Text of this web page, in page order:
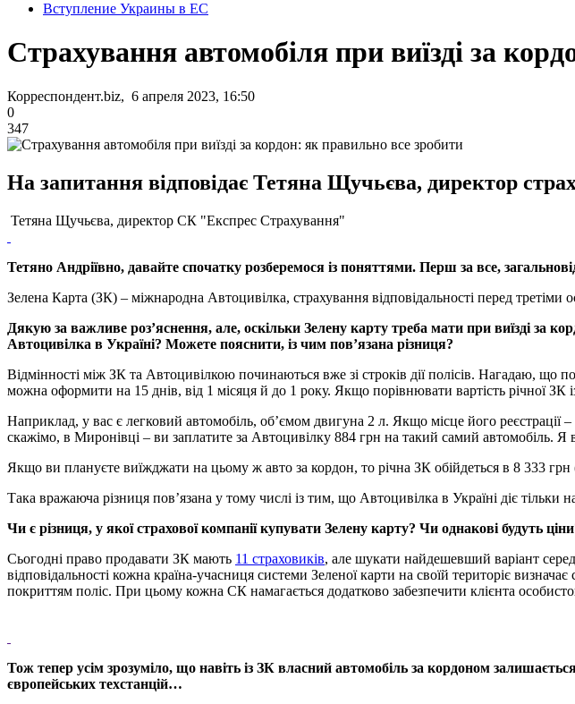
Вступление Украины в ЕС
Страхування автомобіля при виїзді за
Корреспондент.biz, 6 апреля 2023, 16:50
0
347
На запитання відповідає Тетяна Щучьєва, директор
Тетяна Щучьєва, директор CК "Експрес Страхування"
Тетяно Андріївно, давайте спочатку розберемося із поняттями. Перш за все,
Зелена Карта (ЗК) – міжнародна Автоцивілка, страхування відповідальності перед
Дякую за важливе роз’яснення, але, оскільки Зелену карту треба мати при виїзді за
Автоцивілка в Україні? Можете пояснити, із чим пов’язана різниця?
Відмінності між ЗК та Автоцивілкою починаються вже зі строків дії полісів. Нагадаю,
можна оформити на 15 днів, від 1 місяця й до 1 року. Якщо порівнювати вартість річної
Наприклад, у вас є легковий автомобіль, об’ємом двигуна 2 л. Якщо місце його
скажімо, в Миронівці – ви заплатите за Автоцивілку 884 грн на такий самий автомобіль.
Якщо ви плануєте виїжджати на цьому ж авто за кордон, то річна ЗК обійдеться в 8 333
Така вражаюча різниця пов’язана у тому числі із тим, що Автоцивілка в Україні діє
Чи є різниця, у якої страхової компанії купувати Зелену карту? Чи однакові будуть
Сьогодні право продавати ЗК мають 11 страховиків, але шукати найдешевший варіант
відповідальності кожна країна-учасниця системи Зеленої карти на своїй територіє
покриттям поліс. При цьому кожна СК намагається додатково забезпечити клієнта
Тож тепер усім зрозуміло, що навіть із ЗК власний автомобіль за кордоном
європейських техстанцій…